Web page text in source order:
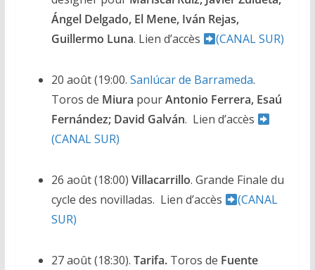
Ángel Delgado, El Mene, Iván Rejas,
Guillermo Luna. Lien d’accès (CANAL SUR)
20 août (19:00. Sanlúcar de Barrameda.
Toros de Miura pourAntonio Ferrera, Esaú
Fernández; David Galván. Lien d’accès
(CANAL SUR)
26 août (18:00) Villacarrillo. Grande Finale du
cycle des novilladas. Lien d’accès
(CANAL
SUR)
27 août (18:30). Tarifa.Toros de Fuente